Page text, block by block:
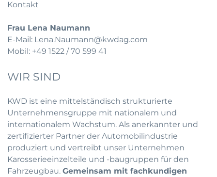
Kontakt
Frau Lena Naumann
E-Mail: Lena.Naumann@kwdag.com
Mobil: +49 1522 / 70 599 41
WIR SIND
KWD ist eine mittelständisch strukturierte
Unternehmensgruppe mit nationalem und
internationalem Wachstum. Als anerkannter und
zertifizierter Partner der Automobilindustrie
produziert und vertreibt unser Unternehmen
Karosserieeinzelteile und -baugruppen für den
Fahrzeugbau. Gemeinsam mit fachkundigen